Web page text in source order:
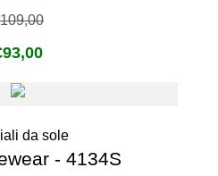
109,00
93,00
da sole
- 4134S